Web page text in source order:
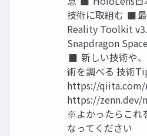
技術に取組む ◼
Reality Toolkit
Snapdragon
◼ 新しい技術や
術を調べる 技術
https://qiita.com/
https://zenn.dev/
※よかったらこれ
なってください